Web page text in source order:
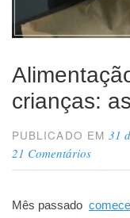
crianças:
PUBLICADO EM31
21 Comentários
Mês passado